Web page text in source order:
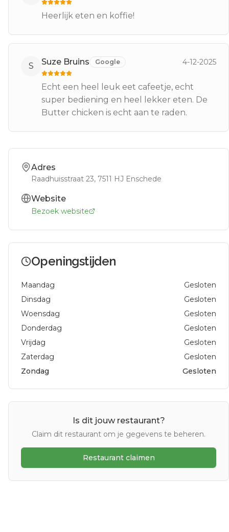
Heerlijk eten en koffie!
S Suze Bruins Google 4-12-2025
Echt een heel leuk eet cafeetje, echt
super bediening en heel lekker eten. De
Butter chicken is echt aan te raden.
Adres
Raadhuisstraat 23, 7511 HJ Enschede
Website
Bezoek website
Openingstijden
Maandag
Gesloten
Dinsdag
Gesloten
Woensdag
Gesloten
Donderdag
Gesloten
Vrijdag
Gesloten
Zaterdag
Gesloten
Zondag
Gesloten
Is dit jouw restaurant?
Claim dit restaurant om je gegevens te beheren.
Restaurant claimen